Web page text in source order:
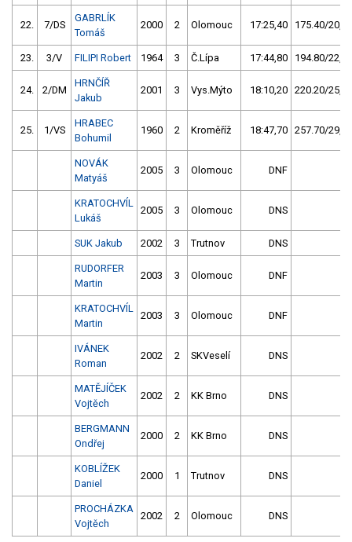
22. 7/DS
GABRLÍK
Tomáš
2000 2 Olomouc 17:25,40 175.40/20,2
23. 3/V FILIPI Robert 1964 3 Č.Lípa 17:44,80 194.80/22,4
24. 2/DM
HRNČÍŘ
Jakub
2001 3 Vys.Mýto 18:10,20 220.20/25,3
25. 1/VS
HRABEC
Bohumil
1960 2 Kroměříž 18:47,70 257.70/29,6
NOVÁK
Matyáš
2005 3 Olomouc DNF
KRATOCHVÍL
Lukáš
2005 3 Olomouc DNS
SUK Jakub 2002 3 Trutnov DNS
RUDORFER
Martin
2003 3 Olomouc DNF
KRATOCHVÍL
Martin
2003 3 Olomouc DNF
IVÁNEK
Roman
2002 2 SKVeselí DNS
MATĚJÍČEK
Vojtěch
2002 2 KK Brno DNS
BERGMANN
Ondřej
2000 2 KK Brno DNS
KOBLÍŽEK
Daniel
2000 1 Trutnov DNS
PROCHÁZKA
Vojtěch
2002 2 Olomouc DNS